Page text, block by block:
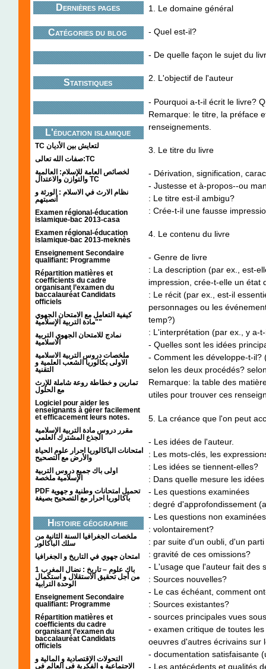
Dernières pages
Catégories du blog
Statistiques
L'éducation islamique
TC لتعايش بين الأديان
صفات الله تعالى:TC
لخصائص العامة للإسلام: العالمية
والتوازن والاعتدال TC
نظام الارث في الاسلام : الورثة و
أنصبتهم
Examen régional-éducation
islamique-bac 2013-casa
Examen régional-éducation
islamique-bac 2013-meknès
Enseignement Secondaire
qualifiant: Programme
Répartition matières et
coefficients du cadre
organisant l’examen du
baccalauréat Candidats
officiels
كيفية التعامل مع الامتحان الجهوي
"مادة التربية الإسلامية"
نمادج للامتحان الجهوي التربية
الاسلامية
ملخصات دروس التربية الاسلامية
الاولى بكالوريا الشعب العلمية و
التقنية
تمارين و خطاطة روعة شاملة للإرث
مع الحلول
Logiciel pour aider les
enseignants à gérer facilement
et efficacement leurs notes.
مقرر دروس مادة التربية الإسلامية
الجذع المشترك العلمي
امتحانات الباكالوريا احرار علوم الحياة
والأرض مع التصحيح
اولى باك جميع دروس التربية
الإسلامية ملخصة
PDF تحميل امتحانات وطنية و جهوية
باكالوريا احرار مع التصحيح بصيغة
Histoire géographie
ملخصات الجغرافيا السنة الثانية من
سلك الباكالور
امتحان جهوي في التاريخ و الجغرافيا
1 باك علوم – تاريخ : نضال المغرب
من أجل تحقيق الاستقلال و استكمال
الوحدة الترابية
Enseignement Secondaire
qualifiant: Programme
Répartition matières et
coefficients du cadre
organisant l’examen du
baccalauréat Candidats
officiels
التحولات الإقتصادية و المالية و
الإجتماعية و الفكرية في العالم في
1. Le domaine général
- Quel est-il?
- De quelle façon le sujet du
2. L'objectif de l'auteur
- Pourquoi a-t-il écrit le livre?
Remarque: le titre, la préface
renseignements.
3. Le titre du livre
- Dérivation, signification,
- Justesse et à-propos--ou
: Le titre est-il ambigu?
: Crée-t-il une fausse
4. Le contenu du livre
- Genre de livre
: La description (par ex., est-
impression, crée-t-elle un état
: Le récit (par ex., est-il
personnages ou les
temp?)
: L'interprétation (par ex., y a-
- Quelles sont les idées
- Comment les développe-t-il?
selon les deux procédés?
Remarque: la table des
utiles pour trouver ces
5. La créance que l'on peut
- Les idées de l'auteur.
: Les mots-clés, les
: Les idées se tiennent-elles?
: Dans quelle mesure les
- Les questions examinées
: degré d'approfondissement
- Les questions non examinées
: volontairement?
: par suite d'un oubli, d'un
: gravité de ces omissions?
- L'usage que l'auteur fait des
: Sources nouvelles?
- Le cas échéant, comment
: Sources existantes?
- sources principales vues
- examen critique de toutes
oeuvres d'autres écrivains sur
- documentation satisfaisante
- Les antécédents et qualités